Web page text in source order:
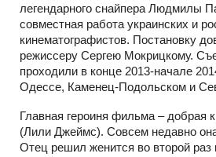
легендарного снайпера Людмилы
совместная работа украинских и
кинематографистов. Постановку
режиссеру Сергею Мокрицкому.
проходили в конце 2013-начале
Одессе, Каменец-Подольском и
Главная героиня фильма – добрая
(Лили Джеймс). Совсем недавно
Отец решил женится во второй